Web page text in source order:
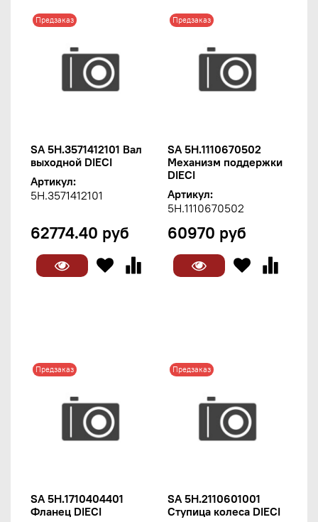
Предзаказ
SA 5H.3571412101 Вал
выходной DIECI
Артикул:
5H.3571412101
62774.40 руб
Предзаказ
SA 5H.1110670502
Механизм поддержки
DIECI
Артикул:
5H.1110670502
60970 руб
Предзаказ
SA 5H.1710404401
Фланец DIECI
Предзаказ
SA 5H.2110601001
Ступица колеса DIECI